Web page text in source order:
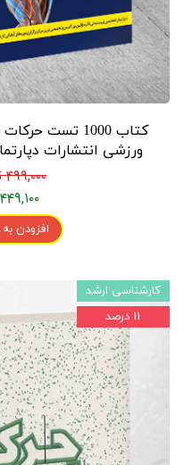
کتاب 1000
ورزشی انتشارات
۴۹۹,۰۰۰ تومان
۴۴۹,۱۰۰ تومان
افزودن
کارشناسی ارشد
۱۱ درصد